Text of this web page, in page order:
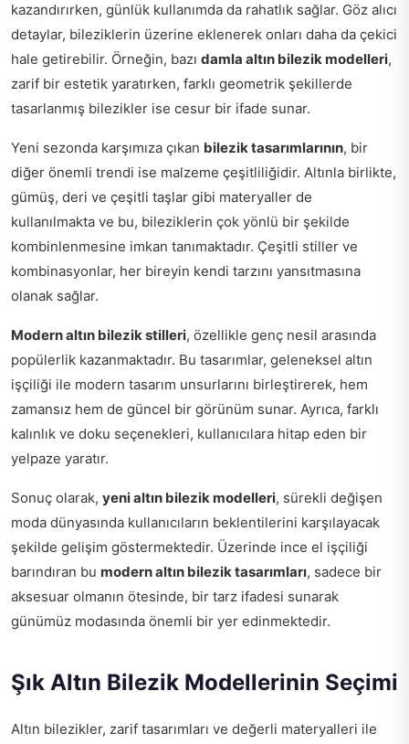
kazandırırken, günlük kullanımda da rahatlık sağlar. Göz alıcı
detaylar, bileziklerin üzerine eklenerek onları daha da çekici
hale getirebilir. Örneğin, bazı damla altın bilezik modelleri,
zarif bir estetik yaratırken, farklı geometrik şekillerde
tasarlanmış bilezikler ise cesur bir ifade sunar.
Yeni sezonda karşımıza çıkan bilezik tasarımlarının, bir
diğer önemli trendi ise malzeme çeşitliliğidir. Altınla birlikte,
gümüş, deri ve çeşitli taşlar gibi materyaller de
kullanılmakta ve bu, bileziklerin çok yönlü bir şekilde
kombinlenmesine imkan tanımaktadır. Çeşitli stiller ve
kombinasyonlar, her bireyin kendi tarzını yansıtmasına
olanak sağlar.
Modern altın bilezik stilleri, özellikle genç nesil arasında
popülerlik kazanmaktadır. Bu tasarımlar, geleneksel altın
işçiliği ile modern tasarım unsurlarını birleştirerek, hem
zamansız hem de güncel bir görünüm sunar. Ayrıca, farklı
kalınlık ve doku seçenekleri, kullanıcılara hitap eden bir
yelpaze yaratır.
Sonuç olarak, yeni altın bilezik modelleri, sürekli değişen
moda dünyasında kullanıcıların beklentilerini karşılayacak
şekilde gelişim göstermektedir. Üzerinde ince el işçiliği
barındıran bu modern altın bilezik tasarımları, sadece bir
aksesuar olmanın ötesinde, bir tarz ifadesi sunarak
günümüz modasında önemli bir yer edinmektedir.
Şık Altın Bilezik Modellerinin Seçimi
Altın bilezikler, zarif tasarımları ve değerli materyalleri ile